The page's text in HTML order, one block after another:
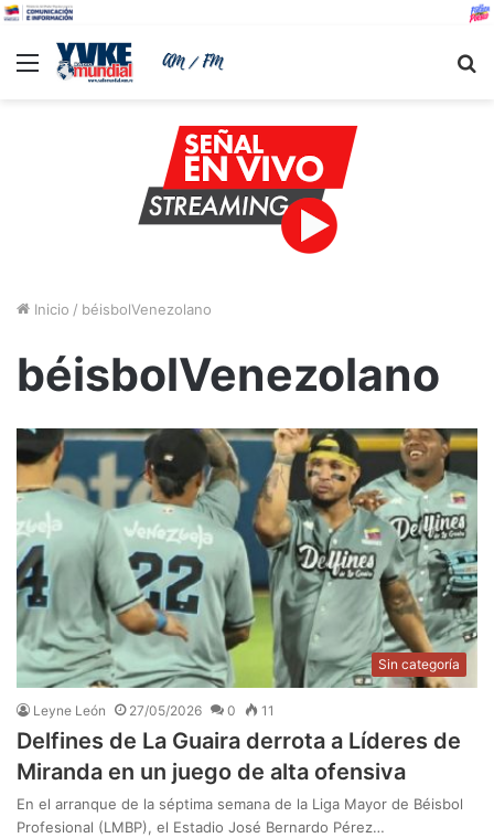
Menu
Inicio / béisbolVenezolano
béisbolVenezolano
Sin categoría
Leyne León 27/05/2026 0 11
Delfines de La Guaira derrota a Líderes de
Miranda en un juego de alta ofensiva
En el arranque de la séptima semana de la Liga Mayor de Béisbol
Profesional (LMBP), el Estadio José Bernardo Pérez…